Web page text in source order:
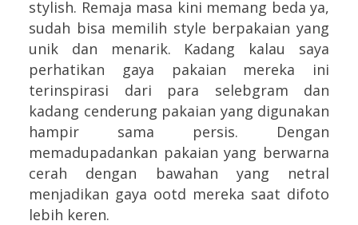
stylish. Remaja masa kini memang beda ya,
sudah bisa memilih style berpakaian yang
unik dan menarik. Kadang kalau saya
perhatikan gaya pakaian mereka ini
terinspirasi dari para selebgram dan
kadang cenderung pakaian yang digunakan
hampir sama persis. Dengan
memadupadankan pakaian yang berwarna
cerah dengan bawahan yang netral
menjadikan gaya ootd mereka saat difoto
lebih keren.